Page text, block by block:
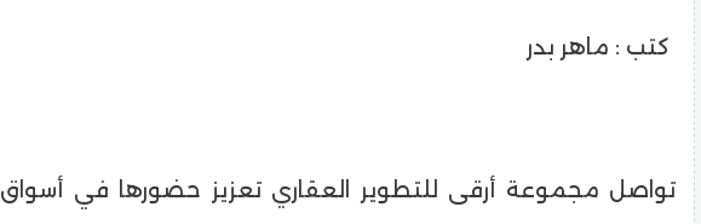
كتب : ماهر بدر
تواصل مجموعة أرقى للتطوير العقاري تعزيز حضورها في أسواق